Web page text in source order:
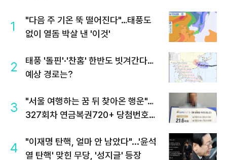
1
"다음 주 기온 뚝 떨어진다"…태풍도
없이 열돔 박살 낸 '이것'
2
태풍 '돌핀'·'찬홈' 한반도 빗겨간다…
예상 경로는?
3
"서울 여행하는 꿈 뒤 찾아온 행운"…
327회차 연금복권720+ 당첨번호조
4
"이재명 탄핵, 얼마 안 남았다"...'윤석
열 탄핵' 맞힌 무당, '성지글' 등장